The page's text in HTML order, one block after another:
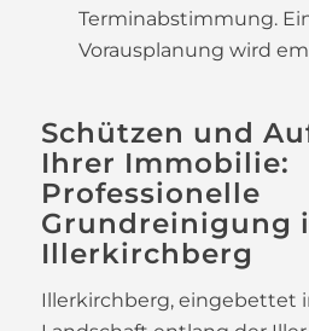
Terminabstimmung.
Vorausplanung wird
Schützen und
Ihrer Immobilie:
Professionelle
Grundreinigung
Illerkirchberg
Illerkirchberg, eingebettet